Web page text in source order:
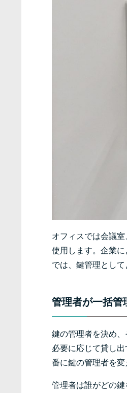
オフィスでは会議
使用します。企業
では、鍵管理として
管理者が一括管
鍵の管理者を決め
必要に応じて貸し
番に鍵の管理者を変
管理者は誰がどの